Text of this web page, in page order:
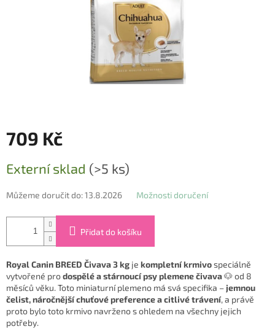
709 Kč
cena:
Externí sklad (>5 ks)
Můžeme doručit do:13.8.2026 Možnosti doručení
Přidat do košíku
Royal Canin BREED Čivava 3 kg je kompletní krmivospeciálně
vytvořené prodospělé a stárnoucí psy plemene čivava🐶 od 8
měsíců věku. Toto miniaturní plemeno má svá specifika – jemnou
čelist, náročnější chuťové preference a citlivé trávení, a právě
proto bylo toto krmivo navrženo s ohledem na všechny jejich
potřeby.